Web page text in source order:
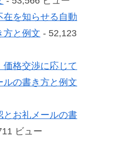
在を知らせる自動
方と例文 - 52,123
価格交渉に応じて
ルの書き方と例文
とお礼メールの書
ビュー